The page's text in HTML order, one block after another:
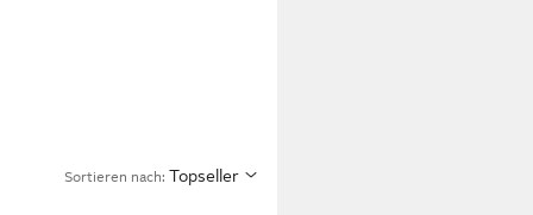
Sortieren nach: Topseller